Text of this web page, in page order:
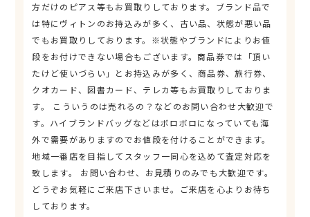
方だけのピアス等もお買取りしております。ブランド品で
は特にヴィトンのお持込みが多く、古い品、状態が悪い品
でもお買取りしております。※状態やブランドによりお値
段をお付けできない場合もございます。商品券では「頂い
たけど使いづらい」とお持込みが多く、商品券、旅行券、
クオカード、図書カード、テレカ等もお買取りしておりま
す。 こういうのは売れるの？などのお問い合わせ大歓迎で
す。ハイブランドバッグなどはボロボロになっていても海
外で需要がありますのでお値段を付けることができます。
地域一番店を目指してスタッフ一同心を込めて査定対応を
致します。 お問い合わせ、お見積りのみでも大歓迎です。
どうぞお気軽にご来店下さいませ。ご来店を心よりお待ち
しております。